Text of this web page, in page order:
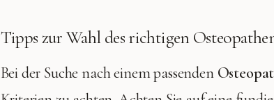
Tipps zur Wahl des richtigen
Bei der Suche nach einem passenden